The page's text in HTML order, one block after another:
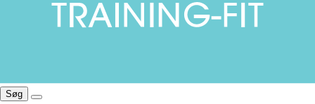
Søg